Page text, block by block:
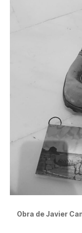
Obra de Javier